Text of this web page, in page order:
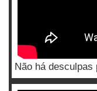
Não há